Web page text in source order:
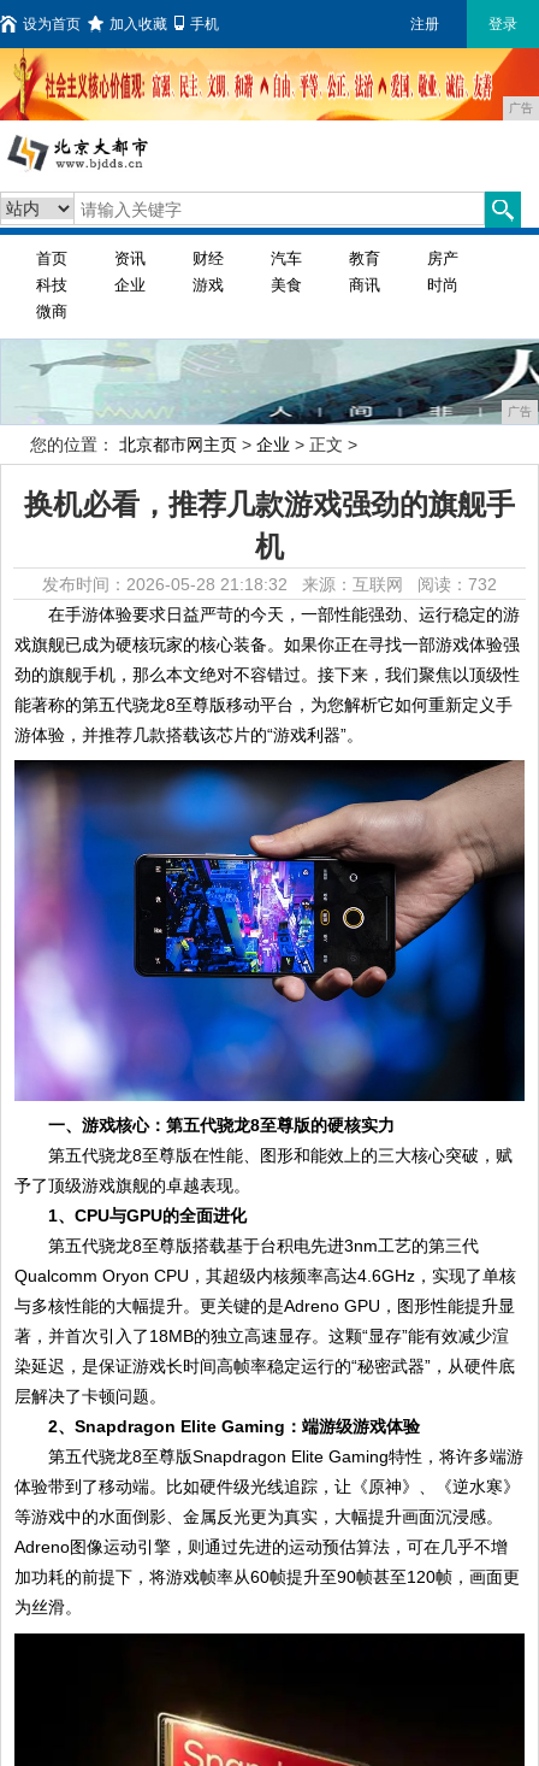
设为首页 加入收藏 手机 注册 登录
广告
首页 资讯 财经 汽车 教育
房产
科技
企业 游戏 美食 商讯
时尚
微商
广告
您的位置： 北京都市网主页 > 企业 > 正文 >
换机必看，推荐几款游戏强劲的旗舰手
机
发布时间：2026-05-28 21:18:32 来源：互联网 阅读：732
在手游体验要求日益严苛的今天，一部性能强劲、运行稳定的游
戏旗舰已成为硬核玩家的核心装备。如果你正在寻找一部游戏体验强
劲的旗舰手机，那么本文绝对不容错过。接下来，我们聚焦以顶级性
能著称的第五代骁龙8至尊版移动平台，为您解析它如何重新定义手
游体验，并推荐几款搭载该芯片的“游戏利器”。
一、游戏核心：第五代骁龙8至尊版的硬核实力
第五代骁龙8至尊版在性能、图形和能效上的三大核心突破，赋
予了顶级游戏旗舰的卓越表现。
1、CPU与GPU的全面进化
第五代骁龙8至尊版搭载基于台积电先进3nm工艺的第三代
Qualcomm Oryon CPU，其超级内核频率高达4.6GHz，实现了单核
与多核性能的大幅提升。更关键的是Adreno GPU，图形性能提升显
著，并首次引入了18MB的独立高速显存。这颗“显存”能有效减少渲
染延迟，是保证游戏长时间高帧率稳定运行的“秘密武器”，从硬件底
层解决了卡顿问题。
2、Snapdragon Elite Gaming：端游级游戏体验
第五代骁龙8至尊版Snapdragon Elite Gaming特性，将许多端游
体验带到了移动端。比如硬件级光线追踪，让《原神》、《逆水寒》
等游戏中的水面倒影、金属反光更为真实，大幅提升画面沉浸感。
Adreno图像运动引擎，则通过先进的运动预估算法，可在几乎不增
加功耗的前提下，将游戏帧率从60帧提升至90帧甚至120帧，画面更
为丝滑。